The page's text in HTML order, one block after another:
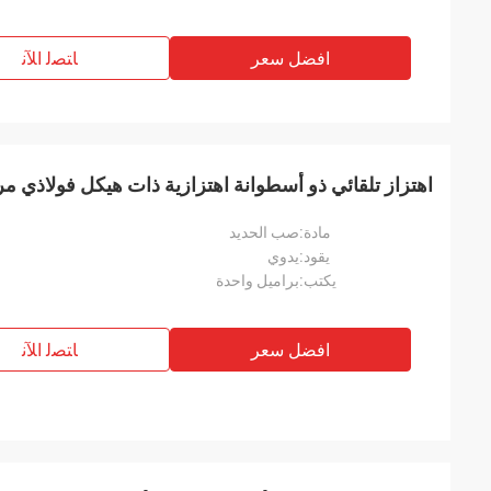
افضل سعر ﺎﺘﺼﻟ ﺍﻶﻧ
اهتزاز تلقائي ذو أسطوانة اهتزازية ذات هيكل فولاذي
مادة:صب الحديد
يقود:يدوي
يكتب:براميل واحدة
افضل سعر ﺎﺘﺼﻟ ﺍﻶﻧ